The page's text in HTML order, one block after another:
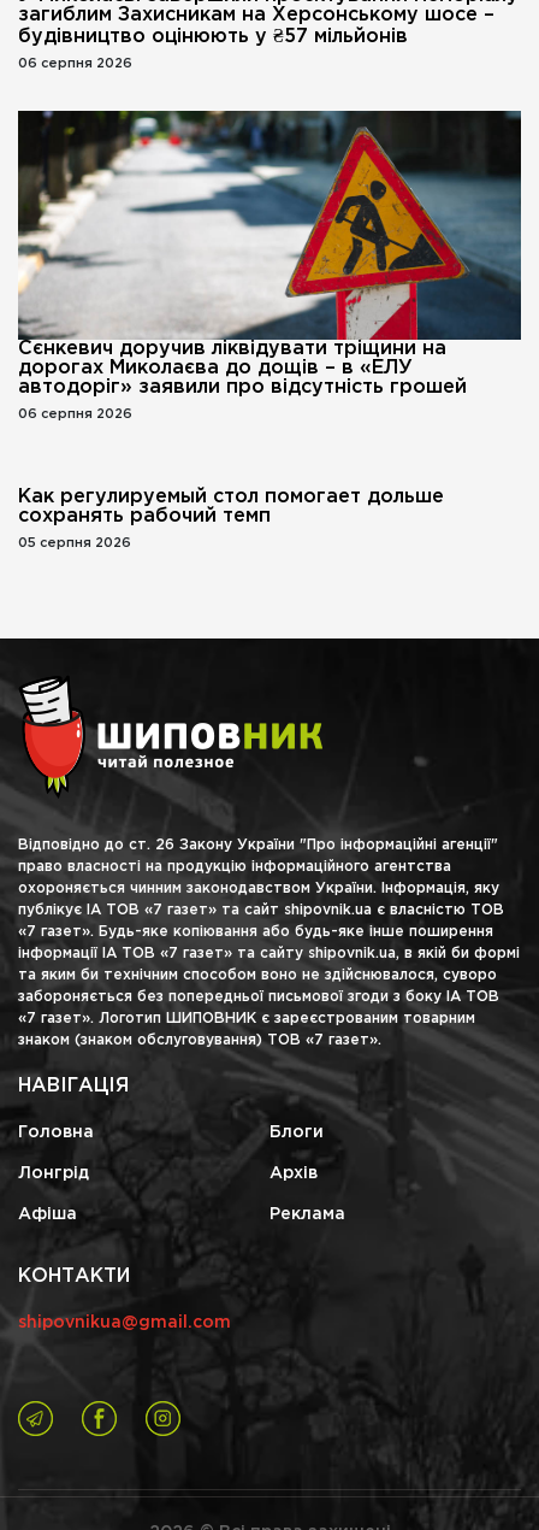
загиблим Захисникам на Херсонському шосе –
будівництво оцінюють у ₴57 мільйонів
06 серпня 2026
Сєнкевич доручив ліквідувати тріщини на
дорогах Миколаєва до дощів – в «ЕЛУ
автодоріг» заявили про відсутність грошей
06 серпня 2026
Как регулируемый стол помогает дольше
сохранять рабочий темп
05 серпня 2026
Відповідно до ст. 26 Закону України "Про інформаційні агенції"
право власності на продукцію інформаційного агентства
охороняється чинним законодавством України. Інформація, яку
публікує ІА ТОВ «7 газет» та сайт shipovnik.ua є власністю ТОВ
«7 газет». Будь-яке копіювання або будь-яке інше поширення
інформації ІА ТОВ «7 газет» та сайту shipovnik.ua, в якій би формі
та яким би технічним способом воно не здійснювалося, суворо
забороняється без попередньої письмової згоди з боку ІА ТОВ
«7 газет». Логотип ШИПОВНИК є зареєстрованим товарним
знаком (знаком обслуговування) ТОВ «7 газет».
НАВІГАЦІЯ
Головна Блоги
Лонгрід Архів
Афіша Реклама
КОНТАКТИ
shipovnikua@gmail.com